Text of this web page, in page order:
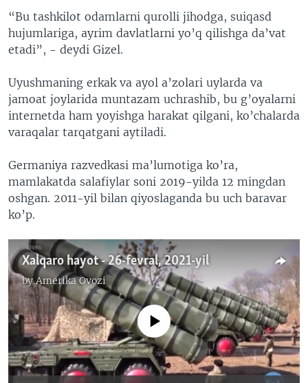
“Bu tashkilot odamlarni qurolli jihodga, suiqasd
hujumlariga, ayrim davlatlarni yo’q qilishga da’vat
etadi”, - deydi Gizel.
Uyushmaning erkak va ayol a’zolari uylarda va
jamoat joylarida muntazam uchrashib, bu g’oyalarni
internetda ham yoyishga harakat qilgani, ko’chalarda
varaqalar tarqatgani aytiladi.
Germaniya razvedkasi ma’lumotiga ko’ra,
mamlakatda salafiylar soni 2019-yilda 12 mingdan
oshgan. 2011-yil bilan qiyoslaganda bu uch baravar
ko’p.
Xalqaro hayot - 26-fevral, 2021-yil
byAmerika Ovozi
No media source currently available